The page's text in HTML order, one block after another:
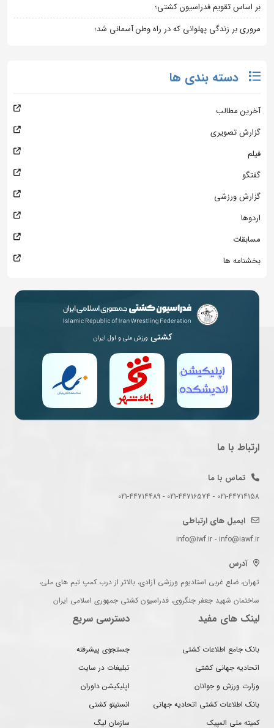
بر اساس تقویم فدراسیون کشتی؛
مروری بر زندگی پهلوانی که در راه وطن آسمانی شد؛
دسته بندی ها
آخرین مطالب
گزارش تصویری
فیلم
گفتگو
گزارش ورزشی
اردوها
مسابقات
بخشنامه ها
کشتی ورزش ملی و اول ایران
ارتباط با ما
تماس با ما
021-44714158 - 021-44716574 - 021-44714489
ایمیل های ارتباطی
info@iwf.ir - info@iawf.ir
آدرس
تهران، ضلع غربی استادیوم ورزشی آزادی، بالاتر از درب کمپ تیم های ملی،
ساختمان شهید جعفر جنگروی، فدراسیون کشتی جمهوری اسلامی ایران
لینک های مفید
بانک جامع اطلاعات کشتی
اتحادیه جهانی کشتی
وزارت ورزش و جوانان
بانک اطلاعات کشتی اتحادیه جهانی
کمیته ملی المپیک
دسترسی سریع
جستجوی پیشرفته
تبلیغات در سایت
اپلیکیشن داوران
انستیتو کشتی
سازمان لیگ